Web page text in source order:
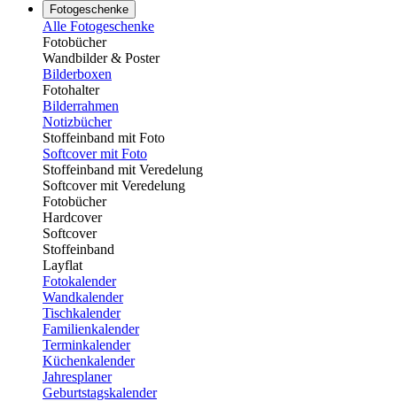
Fotogeschenke
Alle Fotogeschenke
Fotobücher
Wandbilder & Poster
Bilderboxen
Fotohalter
Bilderrahmen
Notizbücher
Stoffeinband mit Foto
Softcover mit Foto
Stoffeinband mit Veredelung
Softcover mit Veredelung
Fotobücher
Hardcover
Softcover
Stoffeinband
Layflat
Fotokalender
Wandkalender
Tischkalender
Familienkalender
Terminkalender
Küchenkalender
Jahresplaner
Geburtstagskalender